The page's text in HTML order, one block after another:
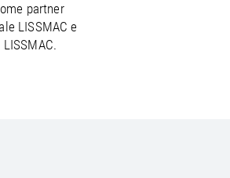
partner
LISSMAC e